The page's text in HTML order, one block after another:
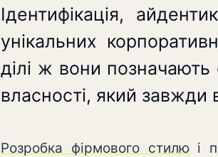
Ідентифікація,
унікальних
ділі ж вони позначають
власності, який завжди
Розробка фірмового стилюі